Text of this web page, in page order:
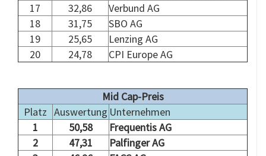
17
32,86
Verbund AG
18
31,75
SBO AG
19
25,65
Lenzing AG
20
24,78 CPI Europe AG
Mid Cap-Preis
Platz Auswertung Unternehmen
1
50,58
Frequentis AG
2
47,31
Palfinger AG